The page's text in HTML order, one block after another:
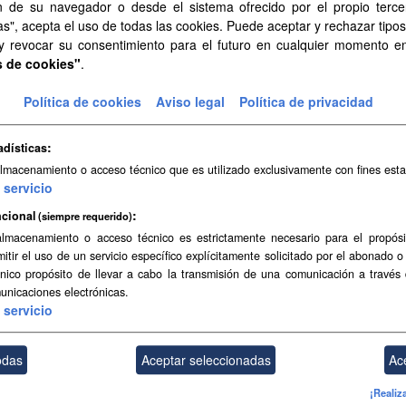
CIR 20 cm/píxel de Canarias (2018)
CIR 20 cm/píxel de Canarias (2018). Esta ortofoto ha sido
municipios
territoriales de islas y municipios. Los límites reflejados
GeoJSON SVG
Digital de Terreno (MDT) de 25x25 metros
Digital de Terreno (MDT) de 25x25 metros
de su navegador o desde el sistema ofrecido por el propio
acepta el uso de todas las cookies. Puede aceptar y rechazar
revocar su consentimiento para el futuro en cualquier momento
de cookies".
Política de cookies Aviso legal Política de privacidad
o acceso técnico que es utilizado exclusivamente con fines
servicio
(siempre requerido)
o acceso técnico es estrictamente necesario para el
el uso de un servicio específico explícitamente solicitado por el abonado
propósito de llevar a cabo la transmisión de una comunicación a
electrónicas.
servicio
Aceptar seleccionadas